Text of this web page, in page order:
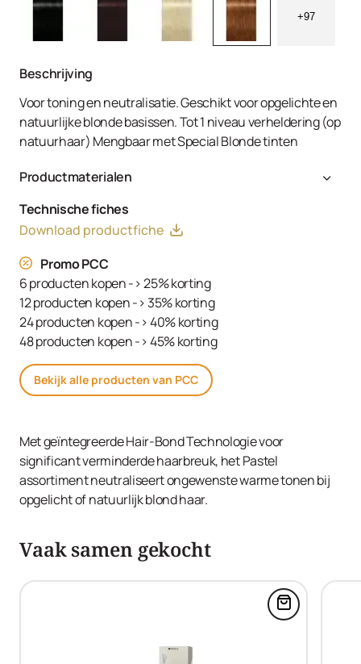
+97
Beschrijving
Voor toning en neutralisatie. Geschikt voor opgelichte en
natuurlijke blonde basissen. Tot 1 niveau verheldering (op
natuurhaar) Mengbaar met Special Blonde tinten
Productmaterialen
SE, Ammonium Hydroxide, Toluene-2,5-Diamine Sulfate,
Decyl Oleate, Sodium Cetearyl Sulfate, Resorcinol,
Tetrasodium EDTA, Parfum (Fragrance), Ethanolamine,
m-Aminophenol, Glycerin, 1,3-Bis-(2,4-Diaminophenoxy)
Propane HCl, Serine, PEG-12 Dimethicone, Ascorbic Acid,
Sodium Hydrosulfite, Carbomer, Sodium Sulfate,
Polyquaternium-2, Sodium Chloride, Linoleamidopropyl
PG-Dimonium Chloride Phosphate, Propylene Glycol
Technische fiches
Download productfiche
Promo PCC
6 producten kopen -> 25% korting
12 producten kopen -> 35% korting
24 producten kopen -> 40% korting
48 producten kopen -> 45% korting
Bekijk alle producten van PCC
Met geïntegreerde Hair-Bond Technologie voor
significant verminderde haarbreuk, het Pastel
assortiment neutraliseert ongewenste warme tonen bij
opgelicht of natuurlijk blond haar.
Vaak samen gekocht
Voeg